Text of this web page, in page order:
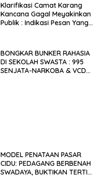
Klarifikasi Camat Karang
Kancana Gagal Meyakinkan
Publik : Indikasi Pesan Yang
BONGKAR BUNKER RAHASIA
DI SEKOLAH SWASTA : 995
SENJATA-NARKOBA & VCD
MODEL PENATAAN PASAR
CIDU: PEDAGANG BERBENAH
SWADAYA, BUKTIKAN TERTIB